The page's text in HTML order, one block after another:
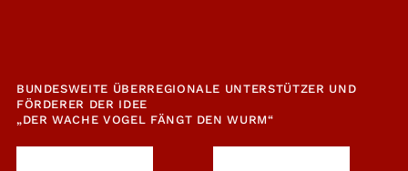
BUNDESWEITE ÜBERREGIONALE UNTERSTÜTZER UND
FÖRDERER DER IDEE
„DER WACHE VOGEL FÄNGT DEN WURM“